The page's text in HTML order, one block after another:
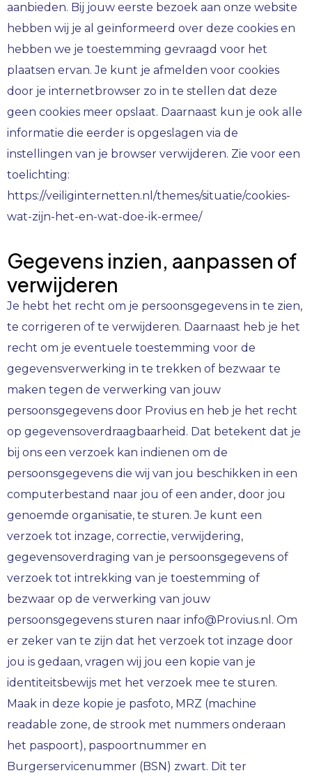
aanbieden. Bij jouw eerste bezoek aan onze website
hebben wij je al geïnformeerd over deze cookies en
hebben we je toestemming gevraagd voor het
plaatsen ervan. Je kunt je afmelden voor cookies
door je internetbrowser zo in te stellen dat deze
geen cookies meer opslaat. Daarnaast kun je ook alle
informatie die eerder is opgeslagen via de
instellingen van je browser verwijderen. Zie voor een
toelichting:
https://veiliginternetten.nl/themes/situatie/cookies-
wat-zijn-het-en-wat-doe-ik-ermee/
Gegevens inzien, aanpassen of
verwijderen
Je hebt het recht om je persoonsgegevens in te zien,
te corrigeren of te verwijderen. Daarnaast heb je het
recht om je eventuele toestemming voor de
gegevensverwerking in te trekken of bezwaar te
maken tegen de verwerking van jouw
persoonsgegevens door Provius en heb je het recht
op gegevensoverdraagbaarheid. Dat betekent dat je
bij ons een verzoek kan indienen om de
persoonsgegevens die wij van jou beschikken in een
computerbestand naar jou of een ander, door jou
genoemde organisatie, te sturen. Je kunt een
verzoek tot inzage, correctie, verwijdering,
gegevensoverdraging van je persoonsgegevens of
verzoek tot intrekking van je toestemming of
bezwaar op de verwerking van jouw
persoonsgegevens sturen naar info@Provius.nl. Om
er zeker van te zijn dat het verzoek tot inzage door
jou is gedaan, vragen wij jou een kopie van je
identiteitsbewijs met het verzoek mee te sturen.
Maak in deze kopie je pasfoto, MRZ (machine
readable zone, de strook met nummers onderaan
het paspoort), paspoortnummer en
Burgerservicenummer (BSN) zwart. Dit ter